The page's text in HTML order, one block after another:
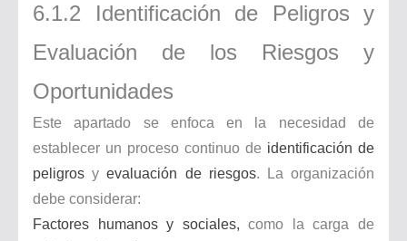
6.1.2 Identificación de Peligros y
Evaluación de los Riesgos y
Oportunidades
Este apartado se enfoca en la necesidad de
establecer un proceso continuo de identificación de
peligros yevaluación de riesgos. La organización
debe considerar:
Factores humanos y sociales, como la carga de